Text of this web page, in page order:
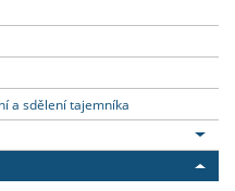
a sdělení tajemníka